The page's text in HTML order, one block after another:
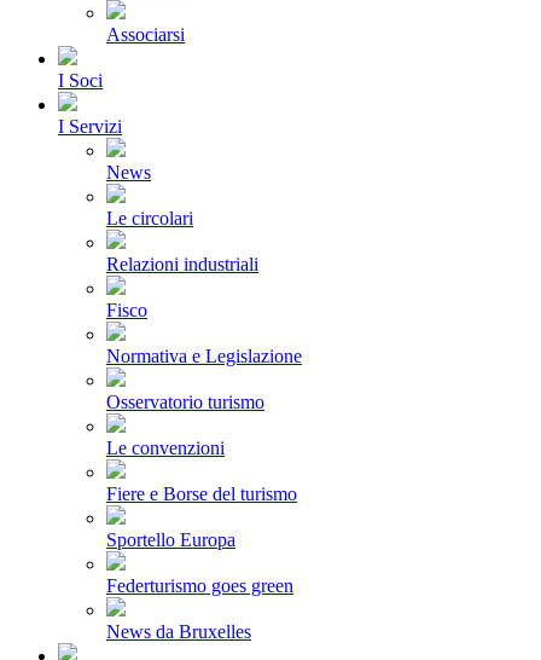
Associarsi
I Soci
I Servizi
News
Le circolari
Relazioni industriali
Fisco
Normativa e Legislazione
Osservatorio turismo
Le convenzioni
Fiere e Borse del turismo
Sportello Europa
Federturismo goes green
News da Bruxelles